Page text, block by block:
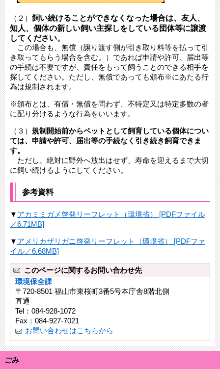
ごみ
（２） 飼い続けることができなくなった場合は、友人、
知人、個体の新しい飼い主探しをしている団体等に譲渡
してください。
この場合も、無償（譲り渡す側が引き取り料等を払って引
き取ってもらう場合を含む。）であれば申請や許可、届出等
の手続は不要ですが、責任をもって飼うことのできる相手を
探してください。ただし、無償であっても頒布※にあたる行
為は規制されます。
※頒布とは、有償・無償を問わず、不特定又は特定多数の者
に配り分けるような行為をいいます。
（３） 規制開始前からペットとして飼育している個体につい
ては、申請や許可、届出等の手続なく引き続き飼育できま
す。
ただし、絶対に野外へ放出はせず、寿命を迎えるまで大切
に飼い続けるようにしてください。
参考資料
▼ アカミミガメ啓発リーフレット（環境省） [PDFファイル
／6.71MB]
▼​ アメリカザリガニ啓発リーフレット（環境省） [PDFファ
イル／6.68MB]
このページに関するお問い合わせ先
環境保全課
〒720-8501 福山市東桜町3番5号本庁舎8階北側
直通
Tel：084-928-1072
Fax：084-927-7021
お問い合わせはこちらから